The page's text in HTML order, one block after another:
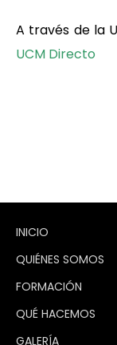
A través de la
UCM Directo
INICIO
QUIÉNES SOMOS
FORMACIÓN
QUÉ HACEMOS
GALERÍA